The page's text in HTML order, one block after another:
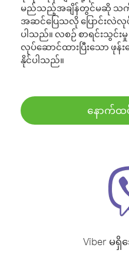
မည်သည့်အချိန်တွင်မဆို သက်
အဆင်ပြေသလို ပြောင်းလဲ
ပါသည်။ လစဉ် စာရင်းသွင်
လုပ်ဆောင်ထားပြီးသော ဖုန်
နိုင်ပါသည်။
နောက်ထပ်
Viber မရှိ